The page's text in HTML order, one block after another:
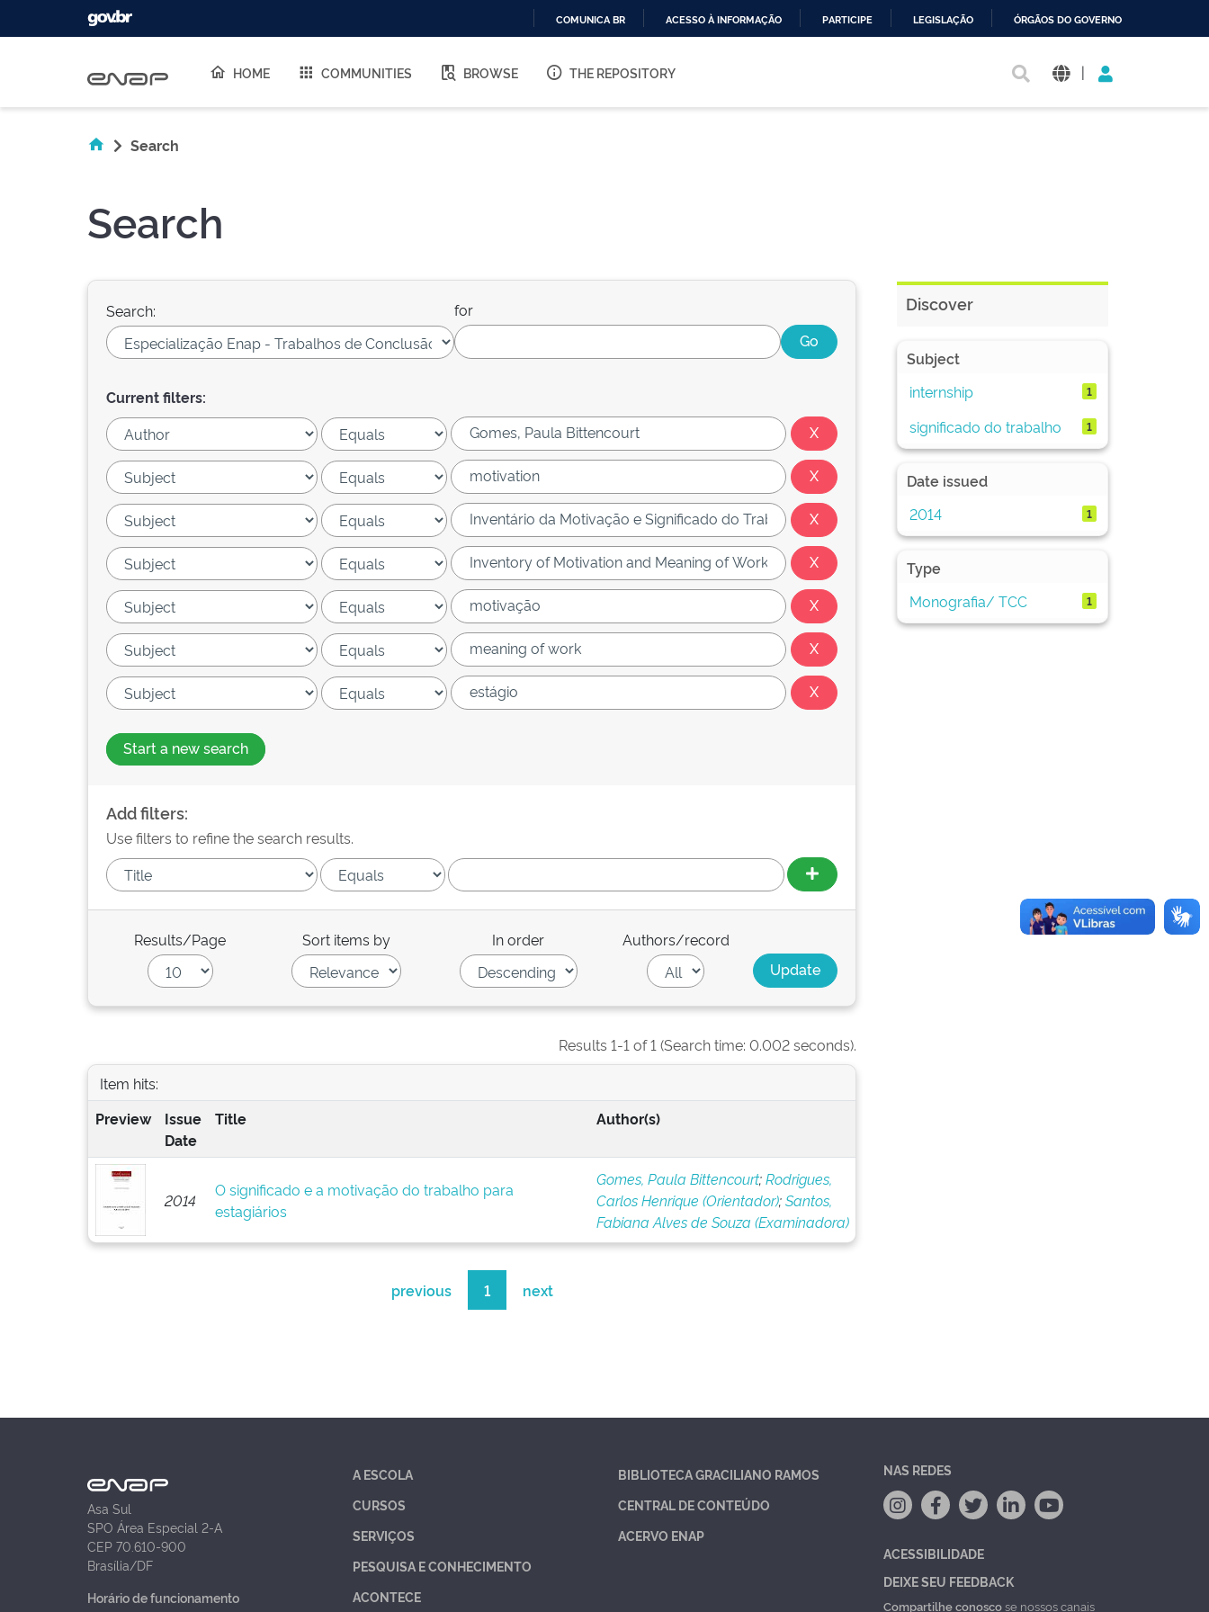
O
COMUNICA BR ACESSO À INFORMAÇÃO PARTICIPE LEGISLAÇÃO ÓRGÃOS DO GOVERNO
HOME COMMUNITIES BROWSE THE REPOSITORY |
Search
Search
Search: for
Current filters:
Start a new search
Add filters:
Use filters to refine the search results.
Results/Page Sort items by In order Authors/record
Results 1-1 of 1 (Search time: 0.002 seconds).
Item hits:
Preview
Issue
Date
Title Author(s)
2014
O significado e a motivação do trabalho para
estagiários
Gomes, Paula Bittencourt;Rodrigues,
Carlos Henrique (Orientador);Santos,
Fabiana Alves de Souza (Examinadora)
previous 1 next
Discover
Subject
internship
1
significado do trabalho 1
Date issued
2014
1
Type
Monografia/ TCC
1
Asa Sul
SPO Área Especial 2-A
CEP 70.610-900
Brasília/DF
Horário de funcionamento
A ESCOLA
CURSOS
SERVIÇOS
PESQUISA E CONHECIMENTO
ACONTECE
BIBLIOTECA GRACILIANO RAMOS
CENTRAL DE CONTEÚDO
ACERVO ENAP
NAS REDES
ACESSIBILIDADE
DEIXE SEU FEEDBACK
Compartilhe conoscose nossos canais